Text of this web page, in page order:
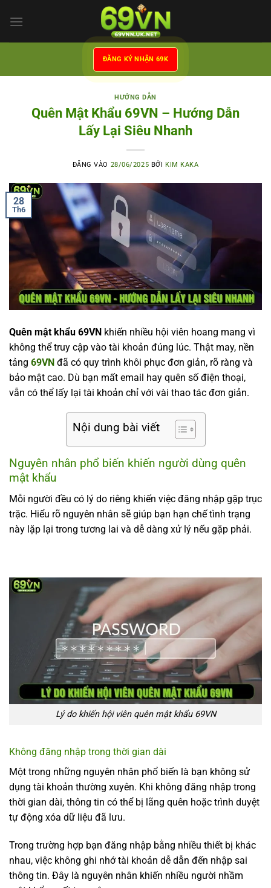
qua
ĐĂNG KÝ NHẬN 69K
HƯỚNG DẪN
Quên Mật Khẩu 69VN – Hướng Dẫn
Lấy Lại Siêu Nhanh
ĐĂNG VÀO 28/06/2025 BỞI KIM KAKA
28
Th6
Quên mật khẩu 69VN khiến nhiều hội viên hoang mang vì
không thể truy cập vào tài khoản đúng lúc. Thật may, nền
tảng 69VN đã có quy trình khôi phục đơn giản, rõ ràng và
bảo mật cao. Dù bạn mất email hay quên số điện thoại,
vẫn có thể lấy lại tài khoản chỉ với vài thao tác đơn giản.
Nội dung bài viết
Nguyên nhân phổ biến khiến người dùng quên
mật khẩu
Mỗi người đều có lý do riêng khiến việc đăng nhập gặp trục
trặc. Hiểu rõ nguyên nhân sẽ giúp bạn hạn chế tình trạng
này lặp lại trong tương lai và dễ dàng xử lý nếu gặp phải.
Lý do khiến hội viên quên mật khẩu 69VN
Không đăng nhập trong thời gian dài
Một trong những nguyên nhân phổ biến là bạn không sử
dụng tài khoản thường xuyên. Khi không đăng nhập trong
thời gian dài, thông tin có thể bị lãng quên hoặc trình duyệt
tự động xóa dữ liệu đã lưu.
Trong trường hợp bạn đăng nhập bằng nhiều thiết bị khác
nhau, việc không ghi nhớ tài khoản dễ dẫn đến nhập sai
thông tin. Đây là nguyên nhân khiến nhiều người nhầm